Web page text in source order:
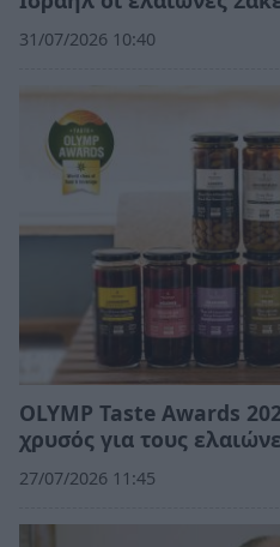
31/07/2026 10:40
OLYMP Taste Awards
χρυσός για τους
27/07/2026 11:45